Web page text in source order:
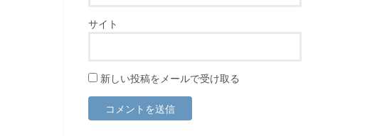
サイト
新しい投稿をメールで受け取る